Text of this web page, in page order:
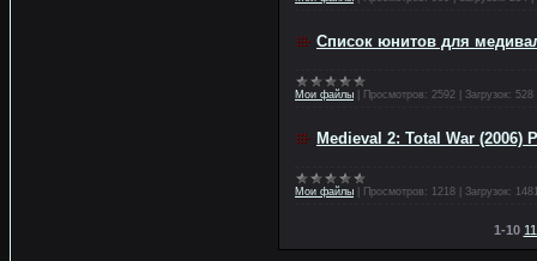
Список юнитов для
Мои файлы Просмотров: 2592 Загрузок: 528
Medieval 2: Total War (2006)
Мои файлы Просмотров: 1218 Загрузок:
1-10